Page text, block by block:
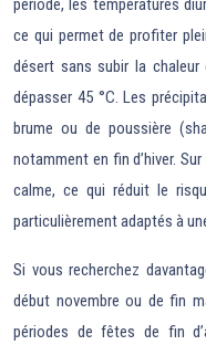
période, les températures
ce qui permet de profiter
désert sans subir la
dépasser 45 °C. Les
brume ou de poussière
notamment en fin d’hiver.
calme, ce qui réduit le
particulièrement adaptés à
Si vous recherchez
début novembre ou de fin
périodes de fêtes de fin